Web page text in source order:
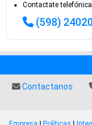
Contactate
(598)
Contactanos